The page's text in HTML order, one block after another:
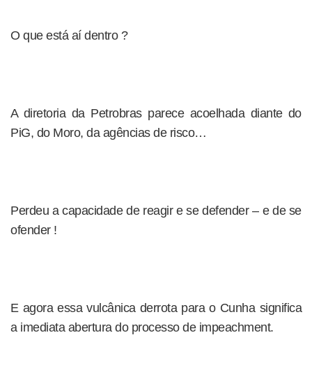
O que está aí dentro ?
A diretoria da Petrobras parece acoelhada diante do
PiG, do Moro, da agências de risco…
Perdeu a capacidade de reagir e se defender – e de se
ofender !
E agora essa vulcânica derrota para o Cunha significa
a imediata abertura do processo de impeachment.